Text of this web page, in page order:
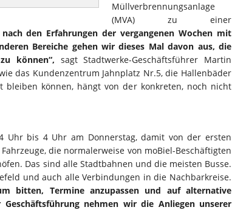
Müllverbrennungsanlage
(MVA) zu einer
den Erfahrungen der vergangenen Wochen mit
Bereiche gehen wir dieses Mal davon aus, die
können“, sagt Stadtwerke-Geschäftsführer Martin
das Kundenzentrum Jahnplatz Nr.5, die Hallenbäder
bleiben können, hängt von der konkreten, noch nicht
Uhr bis 4 Uhr am Donnerstag, damit von der ersten
die normalerweise von moBiel-Beschäftigten
Das sind alle Stadtbahnen und die meisten Busse.
und auch alle Verbindungen in die Nachbarkreise.
bitten, Termine anzupassen und auf alternative
nehmen wir die Anliegen unserer